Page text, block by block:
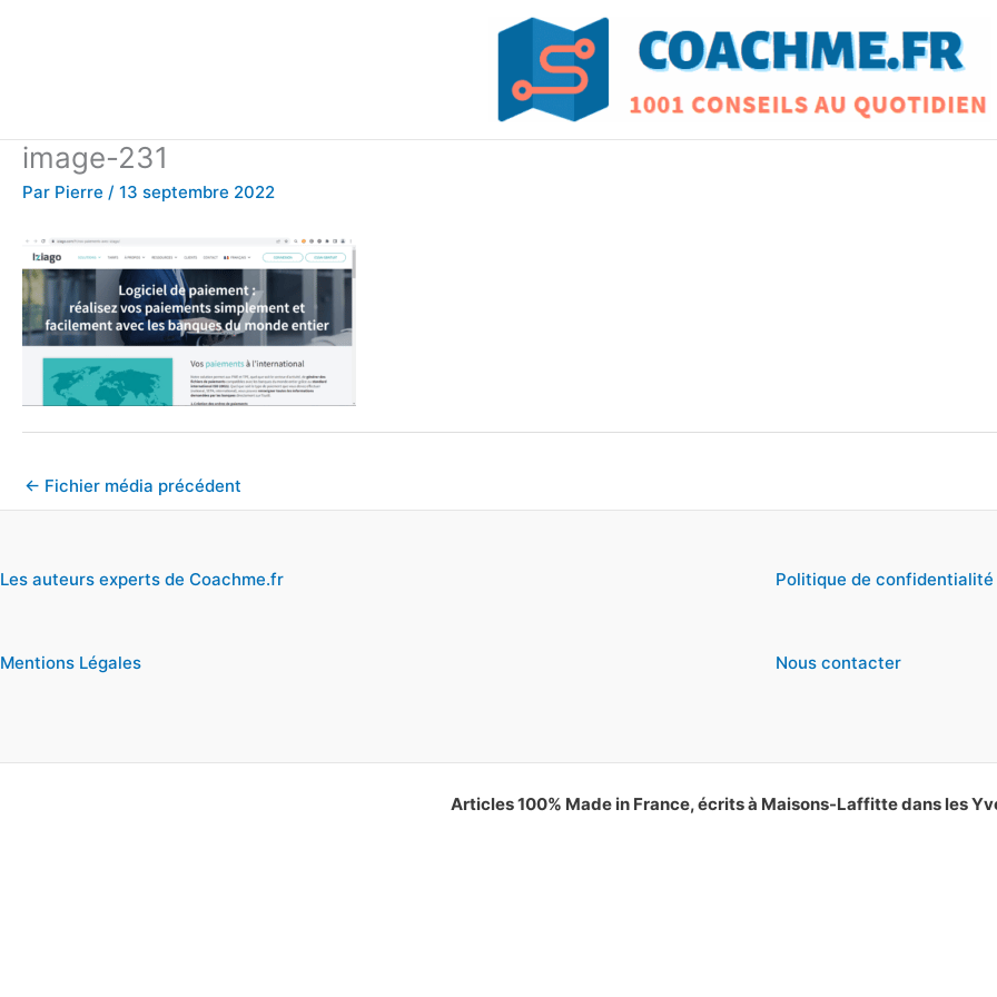
image-231
Par Pierre / 13 septembre 2022
← Fichier média précédent
Les auteurs experts de Coachme.fr
Mentions Légales
Politique de confidentialité
Nous contacter
Articles 100% Made in France, écrits à Maisons-Laffitte dans les